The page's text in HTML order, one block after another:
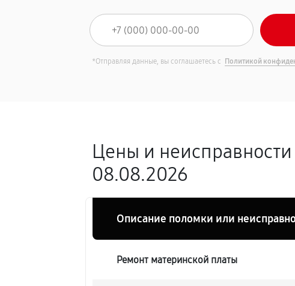
*Отправляя данные, вы соглашаетесь с Политикой
Цены и
08.08.2026
Описание поломки или
Ремонт материнской платы